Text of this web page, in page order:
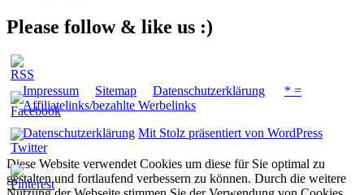
Please follow & like us :)
Impressum Sitemap Datenschutzerklärung
* =
Affiliatelinks/bezahlte Werbelinks
Datenschutzerklärung Mit Stolz präsentiert von WordPress
Diese Website verwendet Cookies um diese für Sie optimal zu
gestalten und fortlaufend verbessern zu können. Durch die weitere